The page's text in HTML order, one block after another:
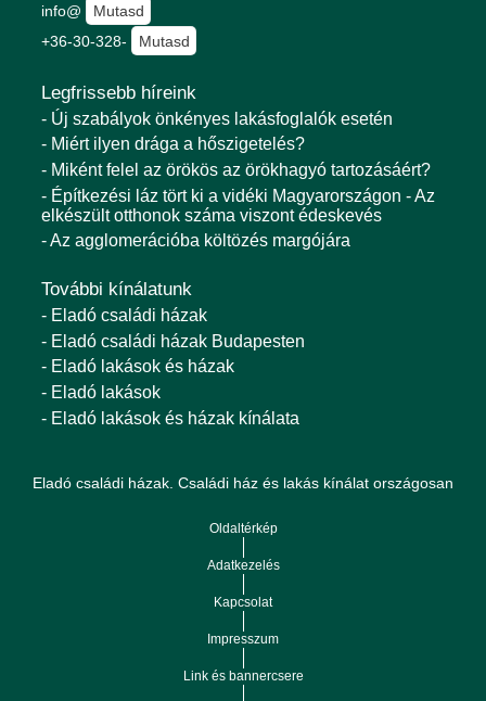
info@
Mutasd
+36-30-328-
Mutasd
Legfrissebb híreink
- Új szabályok önkényes lakásfoglalók esetén
- Miért ilyen drága a hőszigetelés?
- Miként felel az örökös az örökhagyó tartozásáért?
- Építkezési láz tört ki a vidéki Magyarországon - Az
elkészült otthonok száma viszont édeskevés
- Az agglomerációba költözés margójára
További kínálatunk
- Eladó családi házak
- Eladó családi házak Budapesten
- Eladó lakások és házak
- Eladó lakások
- Eladó lakások és házak kínálata
Eladó családi házak. Családi ház és lakás kínálat országosan
Oldaltérkép
Adatkezelés
Kapcsolat
Impresszum
Link és bannercsere